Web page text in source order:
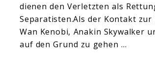
dienen den Verletzten als
Separatisten.Als der Kontakt
Wan Kenobi, Anakin Skywalker
auf den Grund zu gehen …